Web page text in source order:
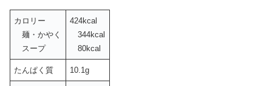
カロリー
麺・かやく
スープ
424kcal
344kcal
80kcal
たんぱく質 10.1g